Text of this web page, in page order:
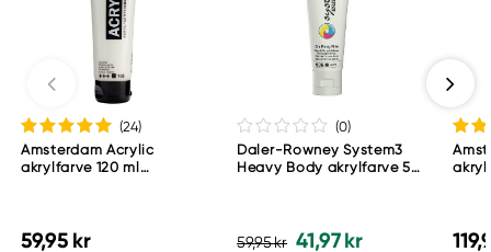
(24)
Amsterdam Acrylic
akrylfarve 120 ml
59,95 kr
(0)
Daler-Rowney System3
Heavy Body akrylfarve 59
59,95 kr 41,97 kr